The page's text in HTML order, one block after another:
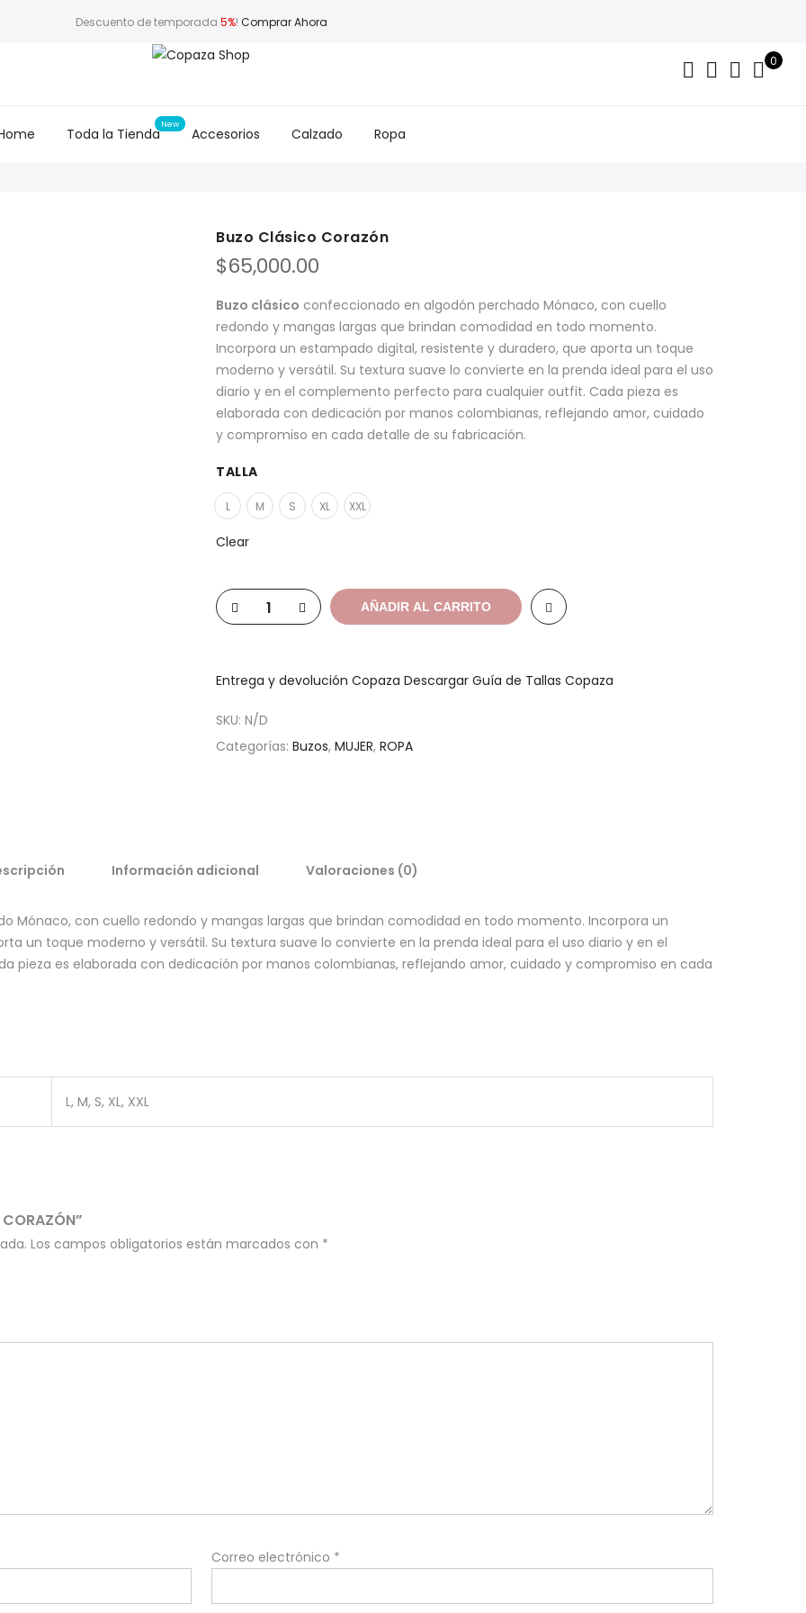
Descuento de temporada 5%! Comprar Ahora
0
Toda la Tienda Accesorios Calzado Ropa
Buzo Clásico Corazón
$65,000.00
Buzo clásico confeccionado en algodón perchado Mónaco, con cuello
redondo y mangas largas que brindan comodidad en todo momento.
Incorpora un estampado digital, resistente y duradero, que aporta un toque
moderno y versátil. Su textura suave lo convierte en la prenda ideal para el uso
diario y en el complemento perfecto para cualquier outfit. Cada pieza es
elaborada con dedicación por manos colombianas, reflejando amor, cuidado
y compromiso en cada detalle de su fabricación.
TALLA
L M S XL XXL
Clear
AÑADIR AL CARRITO
Entrega y devolución Copaza Descargar Guía de Tallas Copaza
SKU: N/D
Categorías: Buzos, MUJER, ROPA
Información adicional Valoraciones (0)
Mónaco, con cuello redondo y mangas largas que brindan comodidad en todo momento. Incorpora un
un toque moderno y versátil. Su textura suave lo convierte en la prenda ideal para el uso diario y en el
pieza es elaborada con dedicación por manos colombianas, reflejando amor, cuidado y compromiso en cada
L, M, S, XL, XXL
CORAZÓN”
Los campos obligatorios están marcados con *
Correo electrónico *